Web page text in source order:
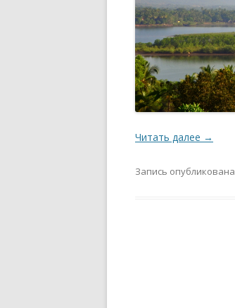
Читать далее →
Запись опубликована